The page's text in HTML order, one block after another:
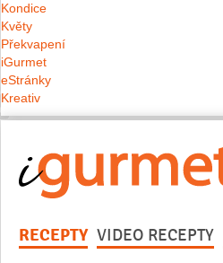
Kondice
Květy
Překvapení
iGurmet
eStránky
Kreativ
RECEPTY VIDEO RECEPTY